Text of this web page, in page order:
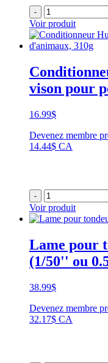
-
Voir produit
vison pour
16.99$
Devenez membre
14.44$ CA
-
Voir produit
Lame pour
(1/50'' ou
38.99$
Devenez membre
32.17$ CA